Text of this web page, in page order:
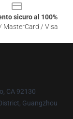
sicuro al 100%
MasterCard / Visa
CA 92130
Guangzhou